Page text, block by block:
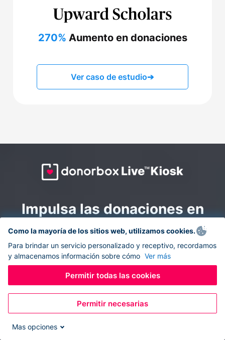
270% Aumento en donaciones
Ver caso de estudio➔
Impulsa las donaciones en
todas partes: combina la
recaudación de fondos en
línea y en el sitio con
Donorbox Live Kiosk.
Convierte tu tableta en un quiosco de donaciones y
recolecta donaciones sin efectivo durante eventos, en
Como la mayoría de los sitios web, utilizamos cookies.
Para brindar un servicio personalizado y receptivo, recordamos
y almacenamos información sobre cómo Ver más
Permitir todas las cookies
Permitir necesarias
Mas opciones